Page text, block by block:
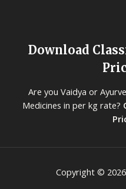
Download
Are you Vaidya or
Medicines in per kg rate?
Copyright ©